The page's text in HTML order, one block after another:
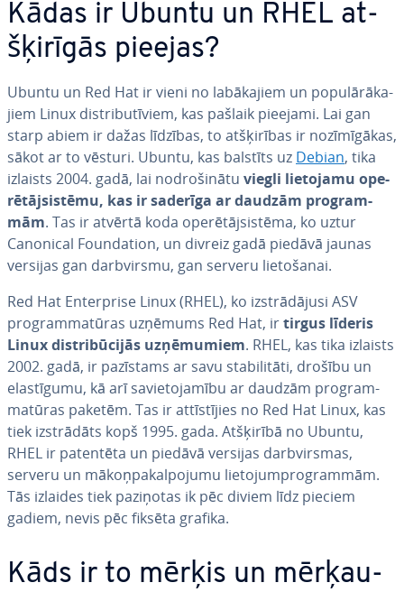
Kādas ir Ubuntu un RHEL at­
šķi­rī­gās pieejas?
Ubuntu un Red Hat ir vieni no la­bā­ka­jiem un po­pu­lā­rā­ka­
jiem Linux dis­tri­bu­tī­viem, kas pašlaik pieejami. Lai gan
starp abiem ir dažas līdzības, to at­šķi­rī­bas ir no­zī­mī­gā­kas,
sākot ar to vēsturi. Ubuntu, kas balstīts uz Debian, tika
izlaists 2004. gadā, lai no­dro­ši­nā­tu viegli lietojamu ope­
rē­tājsis­tē­mu, kas ir saderīga ar daudzām prog­ram­
mām. Tas ir atvērtā koda ope­rē­tājsis­tē­ma, ko uztur
Canonical Foun­da­tion, un divreiz gadā piedāvā jaunas
versijas gan darbvirsmu, gan serveru lie­to­ša­nai.
Red Hat En­terpri­se Linux (RHEL), ko iz­strā­dā­ju­si ASV
prog­ram­ma­tū­ras uzņēmums Red Hat, irtirgus līderis
Linux dis­tri­bū­ci­jās uz­ņē­mu­miem. RHEL, kas tika izlaists
2002. gadā, ir pazīstams ar savu sta­bi­li­tā­ti, drošību un
elas­tī­gu­mu, kā arī sa­vie­to­ja­mī­bu ar daudzām prog­ram­
ma­tū­ras paketēm. Tas ir at­tīs­tī­jies no Red Hat Linux, kas
tiek iz­strā­dāts kopš 1995. gada. Atšķirībā no Ubuntu,
RHEL ir patentēta un piedāvā versijas darbvir­smas,
serveru un mā­koņ­pa­kal­po­ju­mu lie­to­jum­prog­ram­mām.
Tās izlaides tiek paziņotas ik pēc diviem līdz pieciem
gadiem, nevis pēc fiksēta grafika.
Kāds ir to mērķis un mēr­ķau­